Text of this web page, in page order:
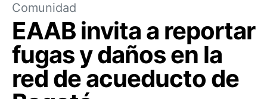
Comunidad
EAAB invita a reportar
fugas y daños en la
red de acueducto de